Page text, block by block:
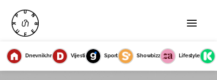
Dnevnik.hr Vijesti Sport Showbizz Lifestyle